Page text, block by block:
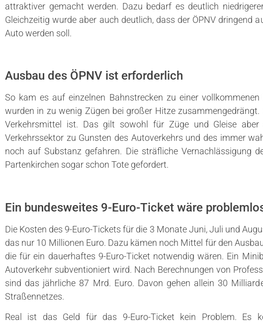
attraktiver gemacht werden. Dazu bedarf es deutlich
Gleichzeitig wurde aber auch deutlich, dass der ÖPNV dringend
Auto werden soll.
Ausbau des ÖPNV ist erforderlich
So kam es auf einzelnen Bahnstrecken zu einer
wurden in zu wenig Zügen bei großer Hitze
Verkehrsmittel ist. Das gilt sowohl für Züge und Gleise
Verkehrssektor zu Gunsten des Autoverkehrs und des immer
noch auf Substanz gefahren. Die sträfliche Vernachlässigung
Partenkirchen sogar schon Tote gefordert.
Ein bundesweites 9-Euro-Ticket wäre
Die Kosten des 9-Euro-Tickets für die 3 Monate Juni, Juli und
das nur 10 Millionen Euro. Dazu kämen noch Mittel für den
die für ein dauerhaftes 9-Euro-Ticket notwendig wären. Ein
Autoverkehr subventioniert wird. Nach Berechnungen von
sind das jährliche 87 Mrd. Euro. Davon gehen allein 30
Straßennetzes.
Real ist das Geld für das 9-Euro-Ticket kein Problem. Es